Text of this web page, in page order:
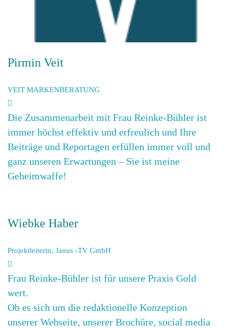
Pirmin Veit
VEIT MARKENBERATUNG
Die Zusammenarbeit mit Frau Reinke-Bühler ist
immer höchst effektiv und erfreulich und Ihre
Beiträge und Reportagen erfüllen immer voll und
ganz unseren Erwartungen – Sie ist meine
Geheimwaffe!
Wiebke Haber
Projektleiterin, Janus -TV GmbH
Frau Reinke-Bühler ist für unsere Praxis Gold
wert.
Ob es sich um die redaktionelle Konzeption
unserer Webseite, unserer Brochüre, social media